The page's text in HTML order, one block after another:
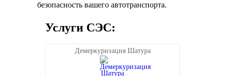
безопасность вашего автотранспорта.
Услуги СЭС:
Демеркуризация Шатура